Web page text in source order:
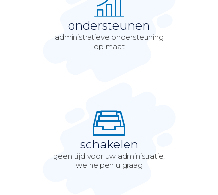
ondersteunen
administratieve ondersteuning
op maat
schakelen
geen tijd voor uw administratie,
we helpen u graag